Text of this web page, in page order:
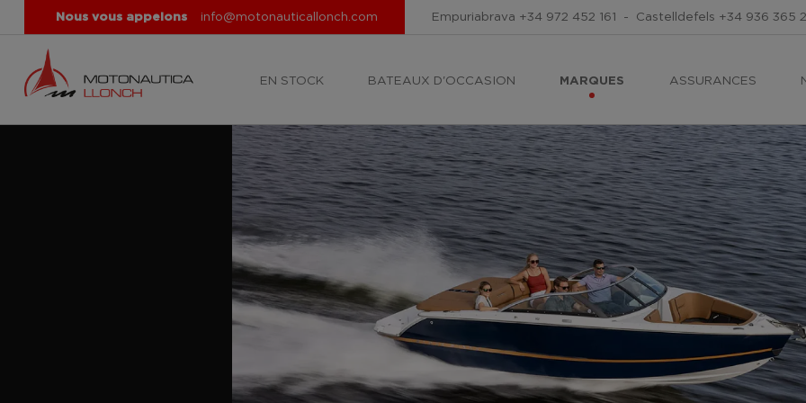
Nous vous appelons info@motonauticallonch.com Empuriabrava +34 972 452 161 - Castelldefels +34 936 365
EN STOCK BATEAUX D'OCCASION MARQUES ASSURANCES